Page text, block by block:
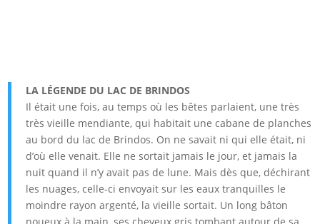
LA LÉGENDE DU LAC DE BRINDOS
Il était une fois, au temps où les bêtes parlaient, une très
très vieille mendiante, qui habitait une cabane de planches
au bord du lac de Brindos. On ne savait ni qui elle était, ni
d’où elle venait. Elle ne sortait jamais le jour, et jamais la
nuit quand il n’y avait pas de lune. Mais dès que, déchirant
les nuages, celle-ci envoyait sur les eaux tranquilles le
moindre rayon argenté, la vieille sortait. Un long bâton